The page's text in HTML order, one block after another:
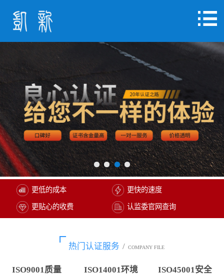
更低的成本 更快的速度
更贴心的收费 认监委官网查询
热门认证服务 / COMPANY FILE
ISO9001质量 ISO14001环境 ISO45001安全